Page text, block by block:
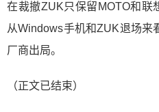
在裁撤ZUK只保留MOTO和联
从Windows手机和ZUK退场来
厂商出局。
（正文已结束）